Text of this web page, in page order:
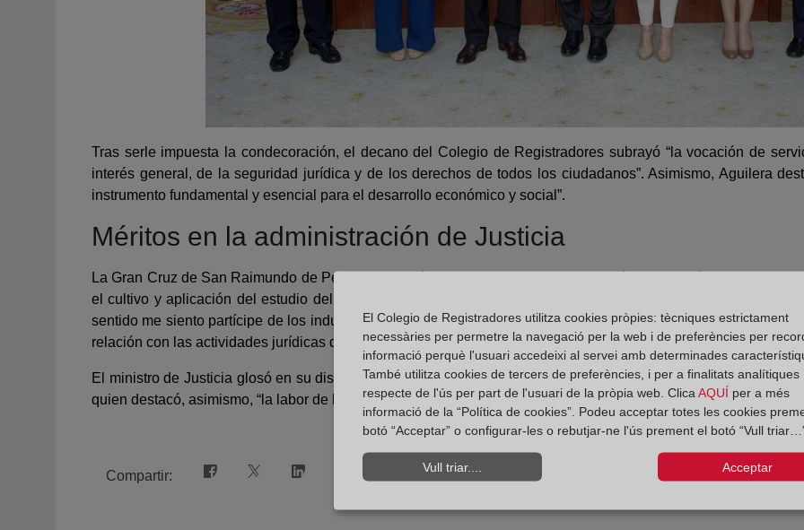
Tras serle impuesta la condecoración, el decano del Colegio de Registradores subrayó “la vocación de
interés general, de la seguridad jurídica y de los derechos de todos los ciudadanos”. Asimismo, Aguilera
instrumento fundamental y esencial para el desarrollo económico y social”.
Méritos en la administración de Justicia
La Gran Cruz de San Raimundo de Peñafort se creó para premiar los relevantes méritos contraídos por
el cultivo y aplicación del estudio del Derecho, así como los servicios prestados en las actividades jurídicas
sentido me siento partícipe de los indudables y relevantes méritos contraídos y los servicios prestados por
relación con las actividades jurídicas dependientes del Ministerio”, aseguró Gonzalo Aguilera en su
El ministro de Justicia glosó en su discurso la figura de Aguilera “que se ha caracterizado siempre por su
quien destacó, asimismo, “la labor de los registradores al servicio del interés general y del Derecho”.
Compartir:
El Colegio de Registradores utilitza cookies pròpies: tècniques estrictament
necessàries per permetre la navegació per la web i de preferències per
informació perquè l'usuari accedeixi al servei amb determinades
També utilitza cookies de tercers de preferències, i per a finalitats analítiques
respecte de l'ús per part de l'usuari de la pròpia web. Clica AQUÍ per a més
informació de la “Política de cookies”. Podeu acceptar totes les cookies
botó “Acceptar” o configurar-les o rebutjar-ne l'ús prement el botó “Vull
Vull triar.... Acceptar